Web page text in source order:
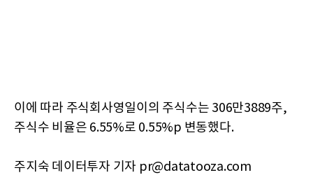
이에 따라 주식회사영일이의 주식수는 306만3889주,
주식수 비율은 6.55%로 0.55%p 변동했다.
주지숙 데이터투자 기자 pr@datatooza.com